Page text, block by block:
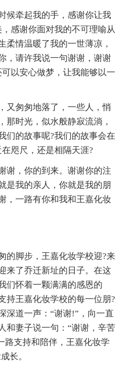
候牵起我的手，感谢你让我
感谢你面对我的不可理喻从
柔情温暖了我的一世薄凉，
，请许我说一句谢谢，谢谢
以安心做梦，让我能够以一
又匆匆地落了，一些人，悄
那时光，似水般静寂流淌，
们的故事呢?我们的故事会在
咫尺，还是相隔天涯?
谢，你的到来。谢谢你的注
是我的亲人，你就是我的朋
，一路有你和我和王嘉化妆
的脚步，王嘉化妆学校迎?来
来了乔迁新址的日子。在这
们怀着一颗满满的感恩的
持王嘉化妆学校的每一位朋?
深道一声：“谢谢!”，向一直
和妻子说一句：“谢谢，辛苦
路支持和陪伴，王嘉化妆学
长。